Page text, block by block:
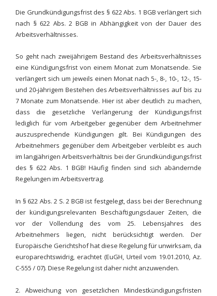
Die Grundkündigungsfrist des § 622 Abs. 1 BGB verlängert sich
nach § 622 Abs. 2 BGB in Abhängigkeit von der Dauer des
Arbeitsverhältnisses.
So geht nach zweijährigem Bestand des Arbeitsverhältnisses
eine Kündigungsfrist von einem Monat zum Monatsende. Sie
verlängert sich um jeweils einen Monat nach 5-, 8-, 10-, 12-, 15-
und 20-jährigem Bestehen des Arbeitsverhältnisses auf bis zu
7 Monate zum Monatsende. Hier ist aber deutlich zu machen,
dass die gesetzliche Verlängerung der Kündigungsfrist
lediglich für vom Arbeitgeber gegenüber dem Arbeitnehmer
auszusprechende Kündigungen gilt. Bei Kündigungen des
Arbeitnehmers gegenüber dem Arbeitgeber verbleibt es auch
im langjährigen Arbeitsverhältnis bei der Grundkündigungsfrist
des § 622 Abs. 1 BGB! Häufig finden sind sich abändernde
Regelungen im Arbeitsvertrag.
In § 622 Abs. 2 S. 2 BGB ist festgelegt, dass bei der Berechnung
der kündigungsrelevanten Beschäftigungsdauer Zeiten, die
vor der Vollendung des vom 25. Lebensjahres des
Arbeitnehmers liegen, nicht berücksichtigt werden. Der
Europäische Gerichtshof hat diese Regelung für unwirksam, da
europarechtswidrig, erachtet (EuGH, Urteil vom 19.01.2010, Az.
C-555 / 07). Diese Regelung ist daher nicht anzuwenden.
2. Abweichung von gesetzlichen Mindestkündigungsfristen